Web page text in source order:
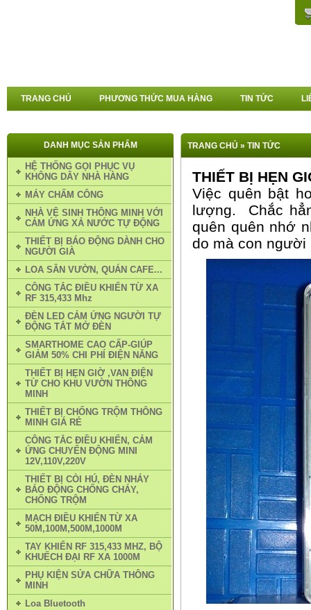
TRANG CHỦ PHƯƠNG THỨC MUA HÀNG TIN TỨC
DANH MỤC SẢN PHẨM
HỆ THỐNG GỌI PHỤC VỤ
KHÔNG DÂY NHÀ HÀNG
MÁY CHẤM CÔNG
NHÀ VỆ SINH THÔNG MINH VỚI
CẢM ỨNG XẢ NƯỚC TỰ ĐỘNG
THIẾT BỊ BÁO ĐỘNG DÀNH CHO
NGƯỜI GIÀ
LOA SÂN VƯỜN, QUÁN CAFE...
CÔNG TẮC ĐIỀU KHIỂN TỪ XA
RF 315,433 Mhz
ĐÈN LED CẢM ỨNG NGƯỜI TỰ
ĐỘNG TẮT MỞ ĐÈN
SMARTHOME CAO CẤP-GIÚP
GIẢM 50% CHI PHÍ ĐIỆN NĂNG
THIẾT BỊ HẸN GIỜ ,VAN ĐIỆN
TỪ CHO KHU VƯỜN THÔNG
MINH
THIẾT BỊ CHỐNG TRỘM THÔNG
MINH GIÁ RẺ
CÔNG TẮC ĐIỀU KHIỂN, CẢM
ỨNG CHUYỂN ĐỘNG MINI
12V,110V,220V
THIẾT BỊ CÒI HÚ, ĐÈN NHÁY
BÁO ĐỘNG CHỐNG CHÁY,
CHỐNG TRỘM
MẠCH ĐIỀU KHIỂN TỪ XA
50M,100M,500M,1000M
TAY KHIỂN RF 315,433 MHZ, BỘ
KHUẾCH ĐẠI RF XA 1000M
PHỤ KIỆN SỬA CHỮA THÔNG
MINH
Loa Bluetooth
TRANG CHỦ » TIN TỨC
THIẾT BỊ HẸN
Việc quên bật
lượng. Chắc
quên quên nhớ
do mà con người